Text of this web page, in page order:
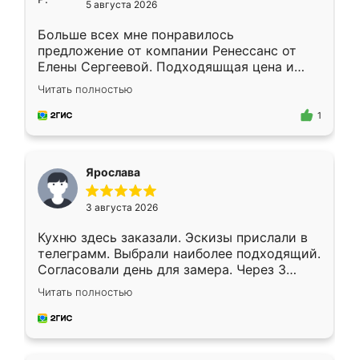
5 августа 2026
Больше всех мне понравилось
предложение от компании Ренессанс от
Елены Сергеевой. Подходяшщая цена и
короткие сроки изготовления. Приехавший
для замера сотрудник Владислав
предложил по моему эскизу самый
Читать полностью
1
Ярослава
3 августа 2026
Кухню здесь заказали. Эскизы прислали в
телеграмм. Выбрали наиболее подходящий.
Согласовали день для замера. Через 3
недели кухня была уже готова. Остались
довольны работой. Спасибо Ренессанс
мебель за качественную работу!
Читать полностью